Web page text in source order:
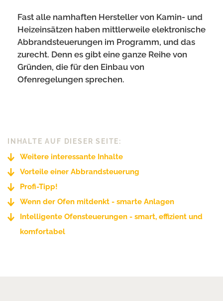
Fast alle namhaften Hersteller von Kamin- und
Heizeinsätzen haben mittlerweile elektronische
Abbrandsteuerungen im Programm, und das
zurecht. Denn es gibt eine ganze Reihe von
Gründen, die für den Einbau von
Ofenregelungen sprechen.
INHALTE AUF DIESER SEITE:
Weitere interessante Inhalte
Vorteile einer Abbrandsteuerung
Profi-Tipp!
Wenn der Ofen mitdenkt - smarte Anlagen
Intelligente Ofensteuerungen - smart, effizient und
komfortabel